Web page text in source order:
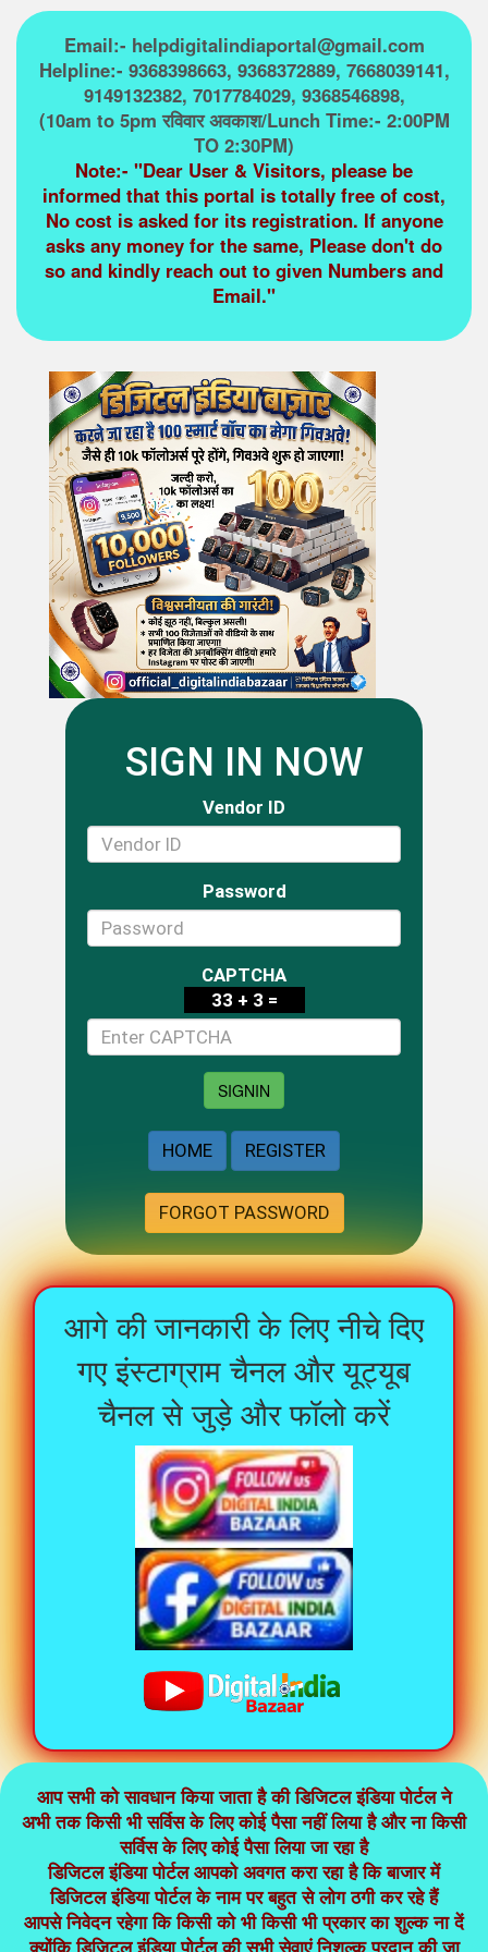
Email:- helpdigitalindiaportal@gmail.com
Helpline:- 9368398663, 9368372889, 7668039141,
9149132382, 7017784029, 9368546898,
(10am to 5pm रविवार अवकाश/Lunch Time:- 2:00PM
TO 2:30PM)
Note:- "Dear User & Visitors, please be
informed that this portal is totally free of cost,
No cost is asked for its registration. If anyone
asks any money for the same, Please don't do
so and kindly reach out to given Numbers and
Email."
SIGN IN NOW
Vendor ID
Password
CAPTCHA
33 + 3 =
SIGNIN
HOME REGISTER
FORGOT PASSWORD
आगे की जानकारी के लिए नीचे दिए
गए इंस्टाग्राम चैनल और यूट्यूब
चैनल से जुड़े और फॉलो करें
आप सभी को सावधान किया जाता है की डिजिटल इंडिया पोर्टल ने
अभी तक किसी भी सर्विस के लिए कोई पैसा नहीं लिया है और ना किसी
सर्विस के लिए कोई पैसा लिया जा रहा है
डिजिटल इंडिया पोर्टल आपको अवगत करा रहा है कि बाजार में
डिजिटल इंडिया पोर्टल के नाम पर बहुत से लोग ठगी कर रहे हैं
आपसे निवेदन रहेगा कि किसी को भी किसी भी प्रकार का शुल्क ना दें